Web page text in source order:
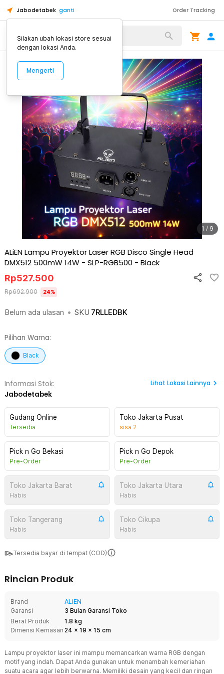
Jabodetabek ganti Order Tracking
Alat Kopi
1 / 9
ALiEN Lampu Proyektor Laser RGB Disco Single Head
DMX512 500mW 14W - SLP-RGB500 - Black
Belum ada ulasan • SKU 7RLLEDBK
Rp527.500
Rp692.900 24%
Pilihan Warna:
Black
Informasi Stok:
Jabodetabek
Lihat Lokasi Lainnya
Gudang Online
Tersedia
Toko Jakarta Pusat
sisa 2
Pick n Go Bekasi
Pre-Order
Pick n Go Depok
Pre-Order
Toko Jakarta Barat
Habis
Toko Jakarta Utara
Habis
Toko Tangerang
Habis
Toko Cikupa
Habis
Tersedia bayar di tempat (COD)
Rincian Produk
Brand
ALiEN
Garansi
3 Bulan Garansi Toko
Berat Produk
1.8 kg
Dimensi Kemasan 24 x 19 x 15 cm
Lampu proyektor laser ini mampu memancarkan warna RGB dengan
motif yang indah. Dapat Anda gunakan untuk menambah kemeriahan
suatu acara agar lebih berwarna. Memiliki desain yang kecil dan ringan
Silakan ubah lokasi store sesuai
dengan lokasi Anda.
Mengerti